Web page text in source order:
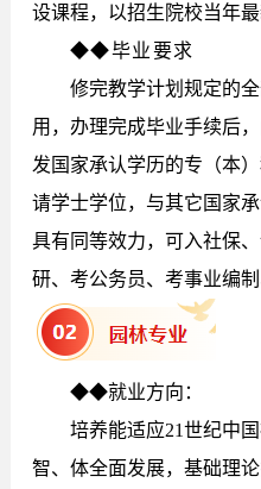
设课程，以招生院校当年最
◆◆毕业要求
修完教学计划规定的
用，办理完成毕业手续后
发国家承认学历的专（本
请学士学位，与其它国家
具有同等效力，可入社保
研、考公务员、考事业编制
◆◆就业方向：
培养能适应21世纪中
智、体全面发展，基础理